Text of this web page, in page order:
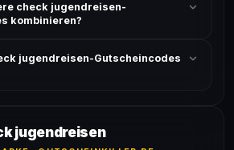
nicht für bereits reduzierte Artikel
findest du unter „Details".
check jugendreisen-
kombinieren?
mehrerer Codes ist meist
sofern die Angebotsbedingungen
jugendreisen-Gutscheincodes
bei jedem Angebot angezeigt.
jugendreisen